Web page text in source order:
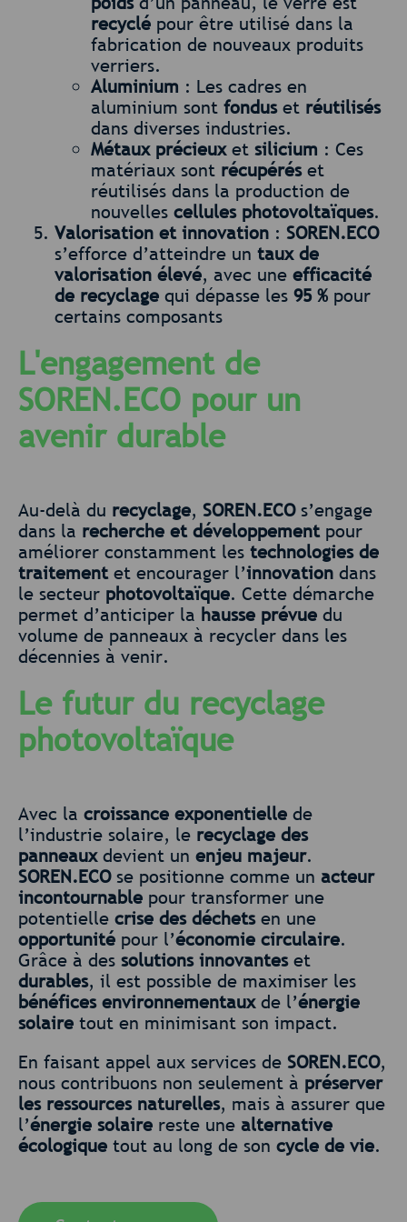
recyclé pour être utilisé dans la
fabrication de nouveaux produits
verriers.
Aluminium : Les cadres en
aluminium sont fonduset réutilisés
dans diverses industries.
Métaux précieuxet silicium : Ces
matériaux sont récupéréset
réutilisés dans la production de
nouvelles cellules photovoltaïques.
Valorisation et innovation : SOREN.ECO
s’efforce d’atteindre un taux de
valorisation élevé, avec une efficacité
de recyclage qui dépasse les 95 % pour
certains composants
L'engagement de
SOREN.ECO pour un
avenir durable
Au-delà du recyclage, SOREN.ECOs’engage
dans la recherche et développementpour
améliorer constamment les technologies de
traitementet encourager l’innovation dans
le secteur photovoltaïque. Cette démarche
permet d’anticiper la hausse prévue du
volume de panneaux à recycler dans les
décennies à venir.
Le futur du recyclage
photovoltaïque
Avec la croissance exponentielle de
l’industrie solaire, le recyclage des
panneauxdevient un enjeu majeur.
SOREN.ECOse positionne comme un acteur
incontournable pour transformer une
potentielle crise des déchetsen une
opportunité pour l’économie circulaire.
Grâce à des solutions innovanteset
durables, il est possible de maximiser les
bénéfices environnementauxde l’énergie
solaire tout en minimisant son impact.
En faisant appel aux services de SOREN.ECO,
nous contribuons non seulement à préserver
les ressources naturelles, mais à assurer que
l’énergie solaire reste une alternative
écologique tout au long de son cycle de vie.